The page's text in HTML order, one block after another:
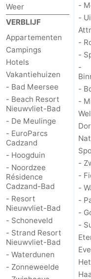
Heist
Zeebrugge
-
Wenduine
Weer
Contact
Weer
VERBLIJF
Appartementen
Campings
Hotels
Vakantiehuizen
- Bad Meersee
- Beach Resort
Nieuwvliet-Bad
- De Meulinge
- EuroParcs
Cadzand
- Hoogduin
- Noordzee
Résidence
Cadzand-Bad
- Resort
Nieuwvliet-Bad
- Schoneveld
- Strand Resort
Nieuwvliet-Bad
- Waterdunen
- Zonneweelde
-
-
-
-
-
-
-
-
-
-
-
-
-